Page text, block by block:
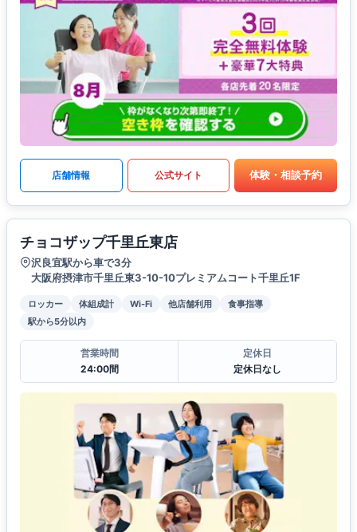
店舗情報 公式サイト 体験・相談予約
チョコザップ千里丘東店
沢良宜駅から車で3分
大阪府摂津市千里丘東3-10-10プレミアムコート千里丘1F
ロッカー 体組成計 Wi-Fi 他店舗利用
食事指導
駅から5分以内
営業時間
24:00間
定休日
定休日なし